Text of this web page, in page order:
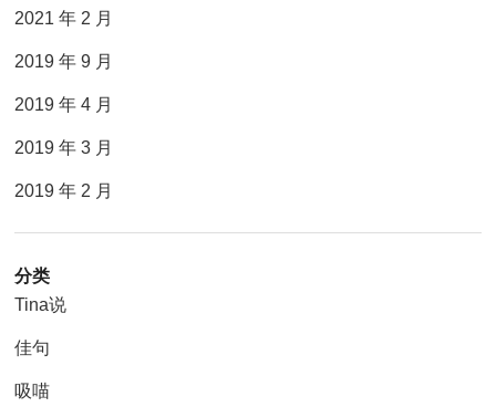
2021 年 2 月
2019 年 9 月
2019 年 4 月
2019 年 3 月
2019 年 2 月
分类
Tina说
佳句
吸喵